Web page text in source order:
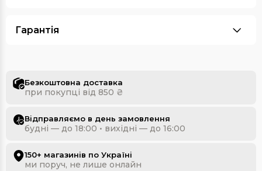
Гарантія
Безкоштовна доставка
при покупці від 850 ₴
Відправляємо в день замовлення
будні — до 18:00 • вихідні — до 16:00
150+ магазинів по Україні
ми поруч, не лише онлайн